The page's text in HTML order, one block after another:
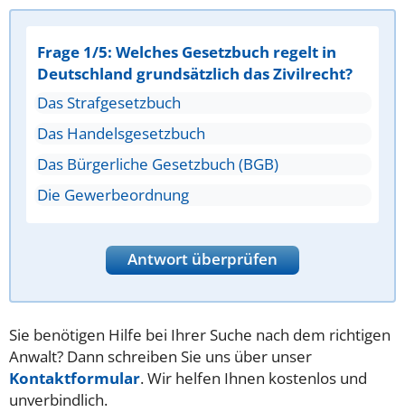
Frage 1/5: Welches Gesetzbuch regelt in
Deutschland grundsätzlich das Zivilrecht?
Das Strafgesetzbuch
Das Handelsgesetzbuch
Das Bürgerliche Gesetzbuch (BGB)
Die Gewerbeordnung
Antwort überprüfen
Sie benötigen Hilfe bei Ihrer Suche nach dem richtigen
Anwalt? Dann schreiben Sie uns über unser
Kontaktformular. Wir helfen Ihnen kostenlos und
unverbindlich.